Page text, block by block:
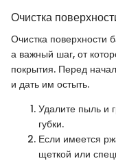
Очистка
Очистка поверхности
а важный шаг, от
покрытия. Перед
и дать им остыть.
Удалите пыль и
губки.
Если имеется
щеткой или